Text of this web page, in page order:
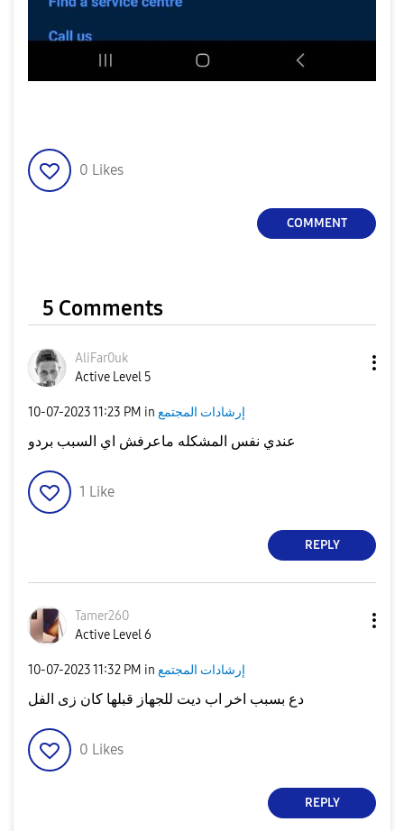
0 Likes
COMMENT
5 Comments
AliFar0uk
Active Level 5
‎10-07-202311:23 PM in إرشادات المجتمع
عندي نفس المشكله ماعرفش اي السبب بردو
1 Like
REPLY
Tamer260
Active Level 6
‎10-07-202311:32 PM in إرشادات المجتمع
دع بسبب اخر اب ديت للجهاز قبلها كان زى الفل
0 Likes
REPLY